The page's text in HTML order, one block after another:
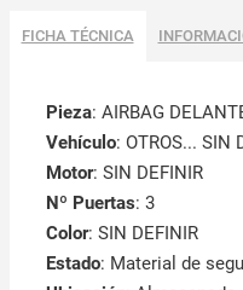
FICHA TÉCNICA
Pieza: AIRBAG
Vehículo: OTROS... SIN
Motor: SIN DEFINIR
Nº Puertas: 3
Color: SIN DEFINIR
Estado: Material de